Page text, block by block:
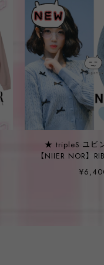
★ tripleS ユビ
【NIIER NOR】